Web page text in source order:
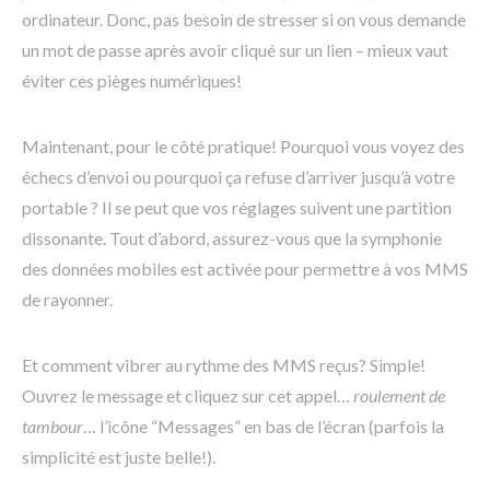
ordinateur. Donc, pas besoin de stresser si on vous demande
un mot de passe après avoir cliqué sur un lien – mieux vaut
éviter ces pièges numériques!
Maintenant, pour le côté pratique! Pourquoi vous voyez des
échecs d’envoi ou pourquoi ça refuse d’arriver jusqu’à votre
portable ? Il se peut que vos réglages suivent une partition
dissonante. Tout d’abord, assurez-vous que la symphonie
des données mobiles est activée pour permettre à vos MMS
de rayonner.
Et comment vibrer au rythme des MMS reçus? Simple!
Ouvrez le message et cliquez sur cet appel… roulement de
tambour … l’icône “Messages” en bas de l’écran (parfois la
simplicité est juste belle!).